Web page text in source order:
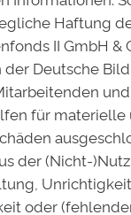
–
Kim
der
neues
– großer
im
→
Haftung
II GmbH &
Deutsche
und
für materielle
der (Nicht-
Unrichtigkeit,
oder